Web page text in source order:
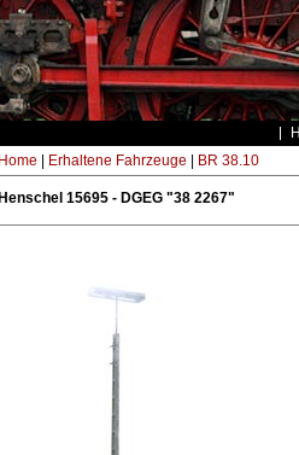
Home Erhaltene Fahrzeuge BR 38.10
Henschel 15695 - DGEG "38 2267"